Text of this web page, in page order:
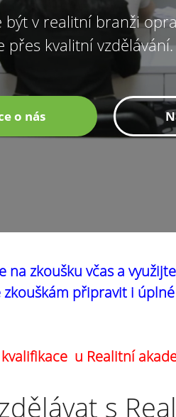
být v realitní branži
přes kvalitní
o nás
na zkoušku včas a
zkouškám připravit i
u Realitní
s